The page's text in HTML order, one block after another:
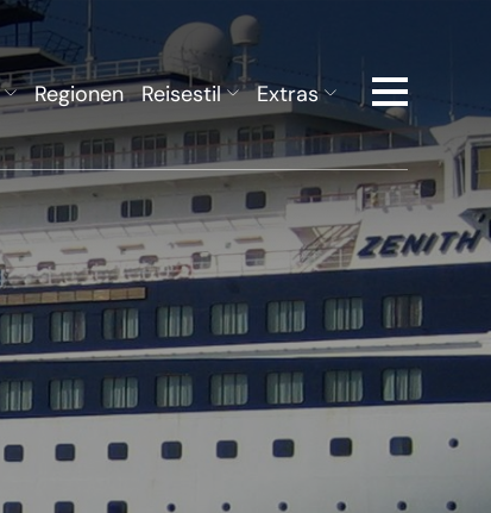
Regionen Reisestil Extras